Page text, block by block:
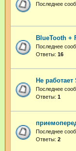
Последнее
BlueTooth +
Последнее
Ответы: 16
Не
Последнее
Ответы: 1
Последнее
Ответы: 2